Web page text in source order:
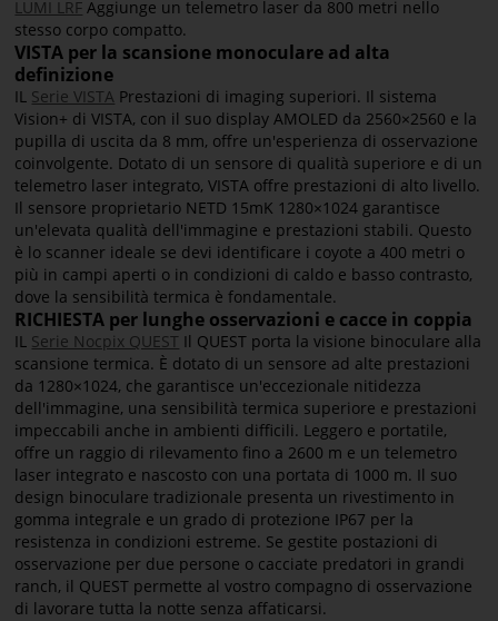
LUMI LRF Aggiunge un telemetro laser da 800 metri nello
stesso corpo compatto.
VISTA per la scansione monoculare ad alta
definizione
IL Serie VISTA Prestazioni di imaging superiori. Il sistema
Vision+ di VISTA, con il suo display AMOLED da 2560×2560 e la
pupilla di uscita da 8 mm, offre un'esperienza di osservazione
coinvolgente. Dotato di un sensore di qualità superiore e di un
telemetro laser integrato, VISTA offre prestazioni di alto livello.
Il sensore proprietario NETD 15mK 1280×1024 garantisce
un'elevata qualità dell'immagine e prestazioni stabili. Questo
è lo scanner ideale se devi identificare i coyote a 400 metri o
più in campi aperti o in condizioni di caldo e basso contrasto,
dove la sensibilità termica è fondamentale.
RICHIESTA per lunghe osservazioni e cacce in coppia
IL Serie Nocpix QUEST Il QUEST porta la visione binoculare alla
scansione termica. È dotato di un sensore ad alte prestazioni
da 1280×1024, che garantisce un'eccezionale nitidezza
dell'immagine, una sensibilità termica superiore e prestazioni
impeccabili anche in ambienti difficili. Leggero e portatile,
offre un raggio di rilevamento fino a 2600 m e un telemetro
laser integrato e nascosto con una portata di 1000 m. Il suo
design binoculare tradizionale presenta un rivestimento in
gomma integrale e un grado di protezione IP67 per la
resistenza in condizioni estreme. Se gestite postazioni di
osservazione per due persone o cacciate predatori in grandi
ranch, il QUEST permette al vostro compagno di osservazione
di lavorare tutta la notte senza affaticarsi.